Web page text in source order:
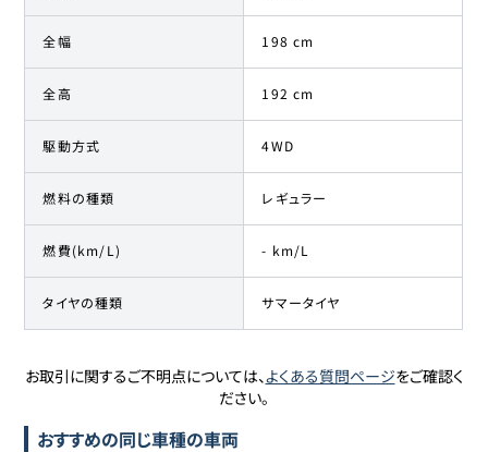
全幅 198 cm
全高 192 cm
駆動方式 4WD
燃料の種類 レギュラー
燃費(km/L) - km/L
タイヤの種類 サマータイヤ
お取引に関するご不明点については、よくある質問ページをご確認く
ださい。
おすすめの同じ車種の車両